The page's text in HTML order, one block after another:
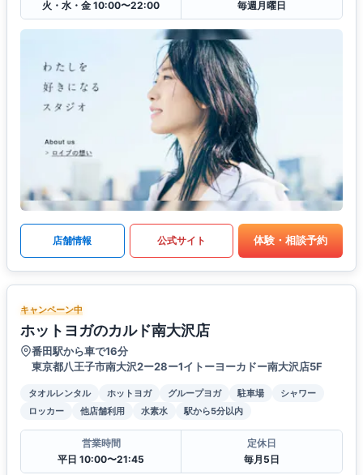
火・水・金 10:00〜22:00
毎週月曜日
店舗情報 公式サイト 体験・相談予約
キャンペーン中
ホットヨガのカルド南大沢店
番田駅から車で16分
東京都八王子市南大沢2ー28ー1イトーヨーカドー南大沢店5F
タオルレンタル ホットヨガ グループヨガ 駐車場
シャワー
ロッカー
他店舗利用 水素水 駅から5分以内
営業時間
平日 10:00〜21:45
定休日
毎月5日